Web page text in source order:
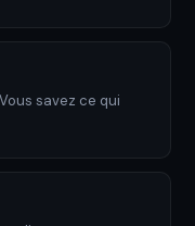
savez ce qui